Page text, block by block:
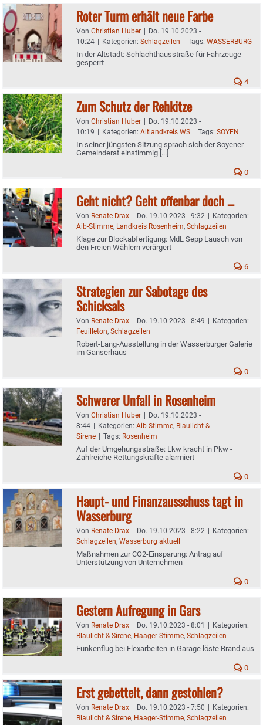
Roter Turm erhält neue Farbe
Von Christian Huber | Do. 19.10.2023 -
10:24 | Kategorien: Schlagzeilen | Tags: WASSERBURG
In der Altstadt: Schlachthausstraße für Fahrzeuge
gesperrt
4
Zum Schutz der Rehkitze
Von Christian Huber | Do. 19.10.2023 -
10:19 | Kategorien: Altlandkreis WS | Tags: SOYEN
In seiner jüngsten Sitzung sprach sich der Soyener
Gemeinderat einstimmig [...]
0
Geht nicht? Geht offenbar doch …
Von Renate Drax | Do. 19.10.2023 - 9:32 | Kategorien:
Aib-Stimme, Landkreis Rosenheim, Schlagzeilen
Klage zur Blockabfertigung: MdL Sepp Lausch von
den Freien Wählern verärgert
6
Strategien zur Sabotage des
Schicksals
Von Renate Drax | Do. 19.10.2023 - 8:49 | Kategorien:
Feuilleton, Schlagzeilen
Robert-Lang-Ausstellung in der Wasserburger Galerie
im Ganserhaus
0
Schwerer Unfall in Rosenheim
Von Christian Huber | Do. 19.10.2023 -
8:44 | Kategorien: Aib-Stimme, Blaulicht &
Sirene | Tags: Rosenheim
Auf der Umgehungsstraße: Lkw kracht in Pkw -
Zahlreiche Rettungskräfte alarmiert
0
Haupt- und Finanzausschuss tagt in
Wasserburg
Von Renate Drax | Do. 19.10.2023 - 8:22 | Kategorien:
Schlagzeilen, Wasserburg aktuell
Maßnahmen zur CO2-Einsparung: Antrag auf
Unterstützung von Unternehmen
0
Gestern Aufregung in Gars
Von Renate Drax | Do. 19.10.2023 - 8:01 | Kategorien:
Blaulicht & Sirene, Haager-Stimme, Schlagzeilen
Funkenflug bei Flexarbeiten in Garage löste Brand aus
0
Erst gebettelt, dann gestohlen?
Von Renate Drax | Do. 19.10.2023 - 7:50 | Kategorien:
Blaulicht & Sirene, Haager-Stimme, Schlagzeilen